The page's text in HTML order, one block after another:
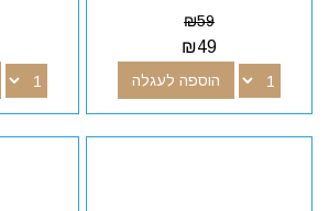
₪59
₪49
הוספה לעגלה